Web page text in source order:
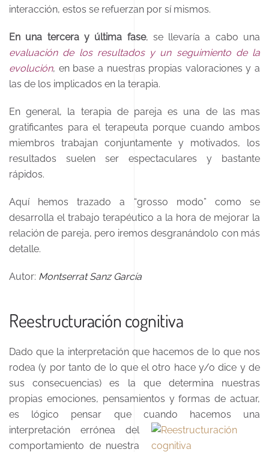
interacción, estos se refuerzan por sí mismos.
En una tercera y última fase, se llevaría a cabo una
evaluación de los resultados y un seguimiento de la
evolución, en base a nuestras propias valoraciones y a
las de los implicados en la terapia.
En general, la terapia de pareja es una de las mas
gratificantes para el terapeuta porque cuando ambos
miembros trabajan conjuntamente y motivados, los
resultados suelen ser espectaculares y bastante
rápidos.
Aquí hemos trazado a “grosso modo” como se
desarrolla el trabajo terapéutico a la hora de mejorar la
relación de pareja, pero iremos desgranándolo con más
detalle.
Autor: Montserrat Sanz García
Reestructuración cognitiva
Dado que la interpretación que hacemos de lo que nos
rodea (y por tanto de lo que el otro hace y/o dice y de
sus consecuencias) es la que determina nuestras
propias emociones, pensamientos y formas de actuar,
es lógico pensar que cuando hacemos una
interpretación errónea del
comportamiento de nuestra